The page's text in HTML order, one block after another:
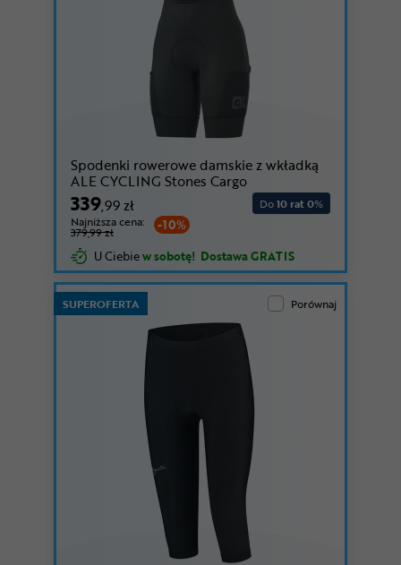
Spodenki rowerowe damskie z wkładką
ALE CYCLING Stones Cargo
339,99 zł
-10%
Najniższa cena:
379,99 zł
Do10 rat 0%
U Ciebiew sobotę! Dostawa GRATIS
SUPEROFERTA Porównaj